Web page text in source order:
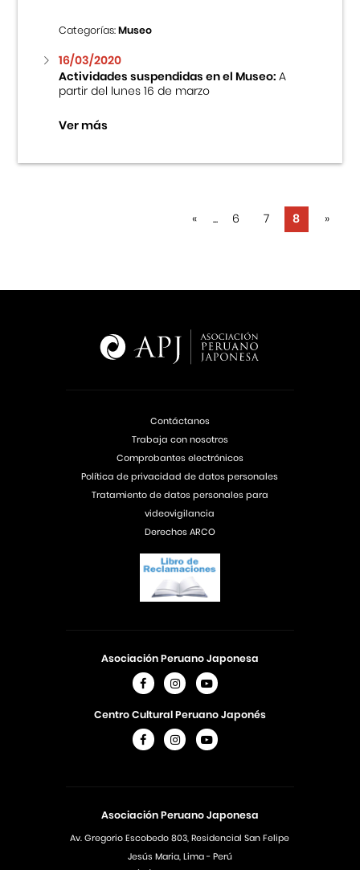
Categorías:Museo
16/03/2020
Actividades suspendidas en el Museo:A
partir del lunes 16 de marzo
Ver más
« ... 6 7 8 »
Asociación Peruano Japonesa
Av. Gregorio Escobedo 803, Residencial San Felipe
Jesús Maria, Lima - Perú
Asociación Peruano Japonesa
Centro Cultural Peruano Japonés
Contáctanos
Trabaja con nosotros
Comprobantes electrónicos
Política de privacidad de datos personales
Tratamiento de datos personales para
videovigilancia
Derechos ARCO